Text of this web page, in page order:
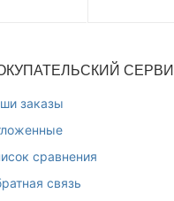
заказы
сравнения
связь